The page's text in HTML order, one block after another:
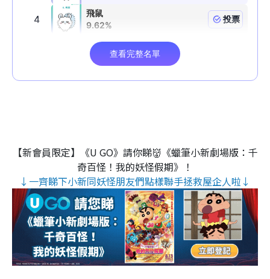
【新會員限定】《U GO》請你睇👹《蠟筆小新劇場版：千
奇百怪！我的妖怪假期》！
↓一齊睇下小新同妖怪朋友們點樣聯手拯救屋企人啦↓